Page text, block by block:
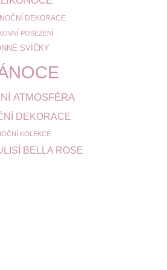
DEKORACE
POSEZENÍ
SVÍČKY
ATMOSFÉRA
DEKORACE
KOLEKCE
BELLA ROSE